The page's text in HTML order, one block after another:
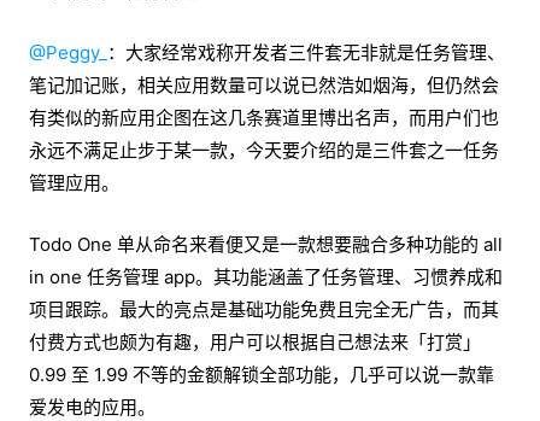
@Peggy_ ：大家经常戏称开发者三件套无非就是任务管理、
笔记加记账，相关应用数量可以说已然浩如烟海，但仍然会
有类似的新应用企图在这几条赛道里博出名声，而用户们也
永远不满足止步于某一款，今天要介绍的是三件套之一任务
管理应用。
Todo One 单从命名来看便又是一款想要融合多种功能的 all
in one 任务管理 app。其功能涵盖了任务管理、习惯养成和
项目跟踪。最大的亮点是基础功能免费且完全无广告，而其
付费方式也颇为有趣，用户可以根据自己想法来「打赏」
0.99 至 1.99 不等的金额解锁全部功能，几乎可以说一款靠
爱发电的应用。